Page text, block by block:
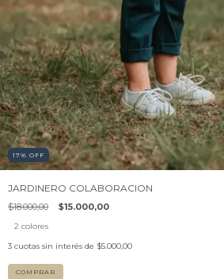
17% OFF
JARDINERO COLABORACION
$18.000,00 $15.000,00
2 colores
3 cuotas sin interés de $5.000,00
COMPRAR